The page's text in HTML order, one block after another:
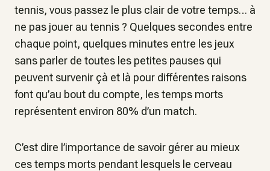
tennis, vous passez le plus clair de votre temps… à
ne pas jouer au tennis ? Quelques secondes entre
chaque point, quelques minutes entre les jeux
sans parler de toutes les petites pauses qui
peuvent survenir çà et là pour différentes raisons
font qu’au bout du compte, les temps morts
représentent environ 80% d’un match.
C’est dire l’importance de savoir gérer au mieux
ces temps morts pendant lesquels le cerveau